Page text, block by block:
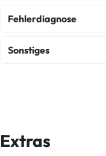
Akku Austausch
Fehlerdiagnose
Fehlerdiagnose
Sonstiges
Extras